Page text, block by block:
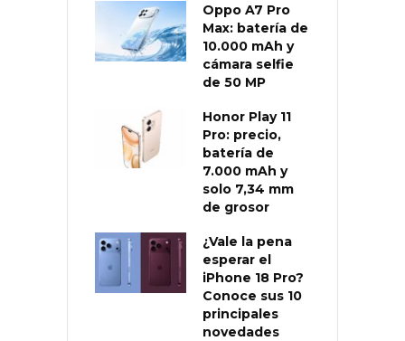
Oppo A7 Pro
Max: batería de
10.000 mAh y
cámara selfie
de 50 MP
Honor Play 11
Pro: precio,
batería de
7.000 mAh y
solo 7,34 mm
de grosor
¿Vale la pena
esperar el
iPhone 18 Pro?
Conoce sus 10
principales
novedades